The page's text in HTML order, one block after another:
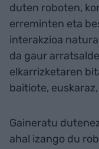
duten roboten,
erreminten eta
interakzioa
da gaur
elkarrizketaren
baitiote,
Gaineratu
ahal izango du